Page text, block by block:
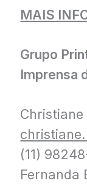
MAIS
Grupo
Imprensa
Christiane
(11)
Fernanda